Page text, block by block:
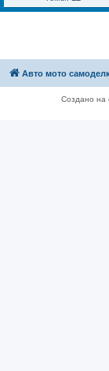
Авто мото
Создано на